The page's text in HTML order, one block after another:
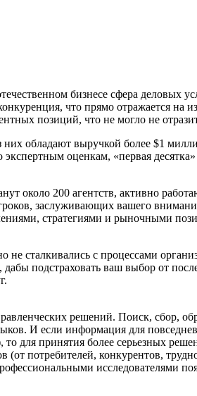
бизнесе сфера деловых
что прямо отражается на
позиций, что не могло не
них обладают выручкой более $1
оценкам, «первая десятка»
около 200 агентств, активно
заслуживающих вашего
стратегиями и рыночными
не сталкивались с процессами
подстраховать ваш выбор от
решений. Поиск, сбор,
И если информация для
для принятия более серьезных
(от потребителей, конкурентов,
исследователями